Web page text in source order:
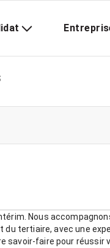
Nous
du tertiaire, avec une
savoir-faire pour réussir